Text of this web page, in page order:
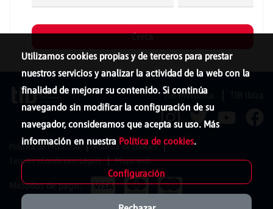
Utilizamos cookies propias y de terceros para prestar
nuestros servicios y analizar la actividad de la web con la
finalidad de mejorar su contenido. Si continúa
navegando sin modificar la configuración de su
navegador, consideramos que acepta su uso. Más
información en nuestra Política de cookies.
Configuración
TIB Menorca
Política de Privacitat
Política de cookies
Termes i Condicions Legals
Mapa web
Métodos de pago: